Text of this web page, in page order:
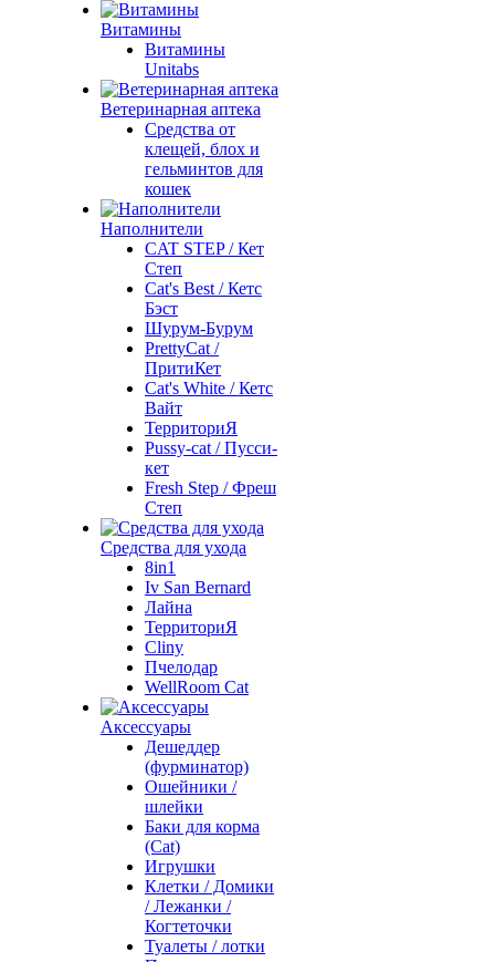
Витамины
Витамины
Unitabs
Ветеринарная аптека
Средства от
клещей, блох и
гельминтов для
кошек
Наполнители
CAT STEP / Кет
Степ
Cat's Best / Кетс
Бэст
Шурум-Бурум
PrettyCat /
ПритиКет
Cat's White / Кетс
Вайт
ТерриториЯ
Pussy-cat / Пусси-
кет
Fresh Step / Фреш
Степ
Средства для ухода
8in1
Iv San Bernard
Лайна
ТерриториЯ
Cliny
Пчелодар
WellRoom Cat
Аксессуары
Дешеддер
(фурминатор)
Ошейники /
шлейки
Баки для корма
(Cat)
Игрушки
Клетки / Домики
/ Лежанки /
Когтеточки
Туалеты / лотки